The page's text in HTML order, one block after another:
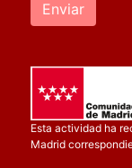
Enviar
Esta actividad ha
Madrid